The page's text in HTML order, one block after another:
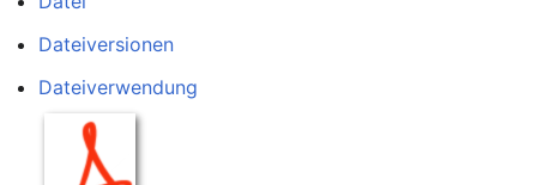
Dateiversionen
Dateiverwendung